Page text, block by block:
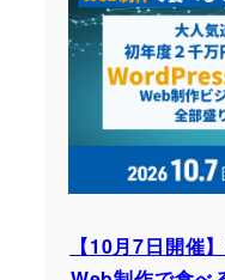
【10月7日開催